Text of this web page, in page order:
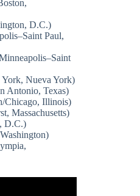
D.C.)
Paul,
Nueva York)
Antonio, Texas)
Chicago, Illinois)
Massachusetts)
D.C.)